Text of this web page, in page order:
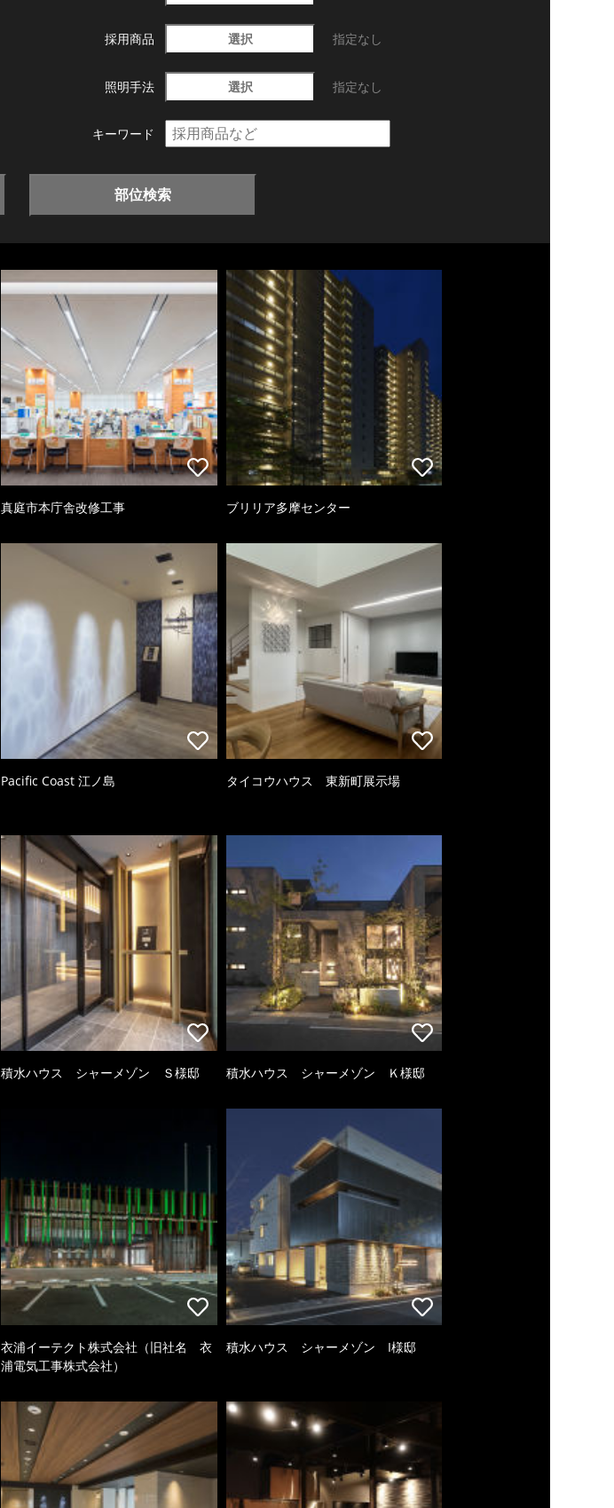
採用商品 選択 指定なし
照明手法 選択 指定なし
キーワード
部位検索
真庭市本庁舎改修工事 ブリリア多摩センター
Pacific Coast 江ノ島 タイコウハウス 東新町展示場
積水ハウス シャーメゾン Ｓ様邸 積水ハウス シャーメゾン Ｋ様邸
衣浦イーテクト株式会社（旧社名 衣
浦電気工事株式会社）
積水ハウス シャーメゾン I様邸